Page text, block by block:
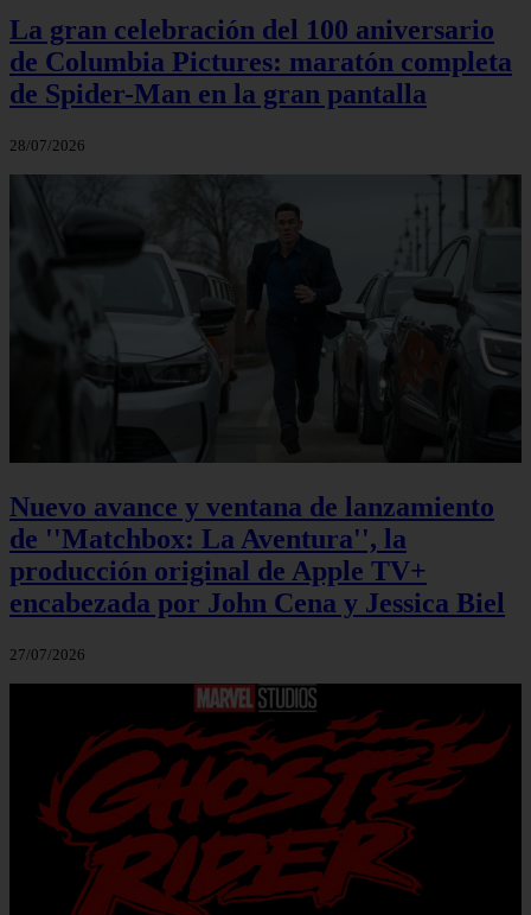
La gran celebración del 100 aniversario
de Columbia Pictures: maratón completa
de Spider-Man en la gran pantalla
28/07/2026
Nuevo avance y ventana de lanzamiento
de ''Matchbox: La Aventura'', la
producción original de Apple TV+
encabezada por John Cena y Jessica Biel
27/07/2026